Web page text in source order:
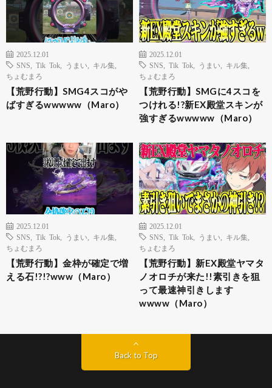
2025.12.01
SNS
Tik Tok うまい キル集
ちょむまろ
【荒野行動】SMG4スコがや
ばすぎるwwwww（Maro）
2025.12.01
SNS
Tik Tok うまい キル集
ちょむまろ
【荒野行動】SMGに4スコを
つけれる!?新EX殿堂スキンが
強すぎるwwwww（Maro）
2025.12.01
SNS
Tik Tok うまい キル集
ちょむまろ
【荒野行動】金枠が確定で増
える石!?!?www（Maro）
2025.12.01
SNS
Tik Tok うまい キル集
ちょむまろ
【荒野行動】新EX殿堂ヤマタ
ノオロチが来た!!素引きを狙
って最速神引きします
wwww（Maro）
Back to Top